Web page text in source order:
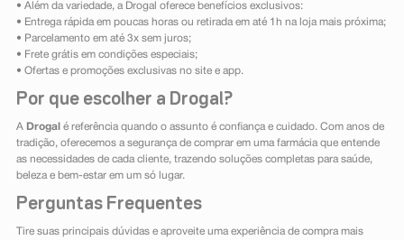
• Além da variedade, a Drogal oferece benefícios exclusivos:
• Entrega rápida em poucas horas ou retirada em até 1h na loja mais próxima;
• Parcelamento em até 3x sem juros;
• Frete grátis em condições especiais;
• Ofertas e promoções exclusivas no site e app.
Por que escolher a Drogal?
A Drogal é referência quando o assunto é confiança e cuidado. Com anos de
tradição, oferecemos a segurança de comprar em uma farmácia que entende
as necessidades de cada cliente, trazendo soluções completas para saúde,
beleza e bem-estar em um só lugar.
Perguntas Frequentes
Tire suas principais dúvidas e aproveite uma experiência de compra mais